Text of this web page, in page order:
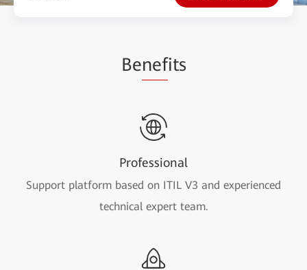
Benefits
Professional
Support platform based on ITIL V3 and experienced
technical expert team.